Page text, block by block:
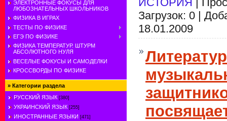
ЭЛЕКТРОННЫЕ ФОКУСЫ ДЛЯ
ЛЮБОЗНАТЕЛЬНЫХ ШКОЛЬНИКОВ
ФИЗИКА В ИГРАХ
ТЕСТЫ ПО ФИЗИКЕ
ЕГЭ ПО ФИЗИКЕ
ФИЗИКА ТЕМПЕРАТУР. ШТУРМ
АБСОЛЮТНОГО НУЛЯ
ВЕСЕЛЫЕ ФОКУСЫ И САМОДЕЛКИ
КРОССВОРДЫ ПО ФИЗИКЕ
» Категории раздела
РУССКИЙ ЯЗЫК [380]
УКРАИНСКИЙ ЯЗЫК [255]
ИНОСТРАННЫЕ ЯЗЫКИ [471]
Загрузок: 0 |
18.01.2009